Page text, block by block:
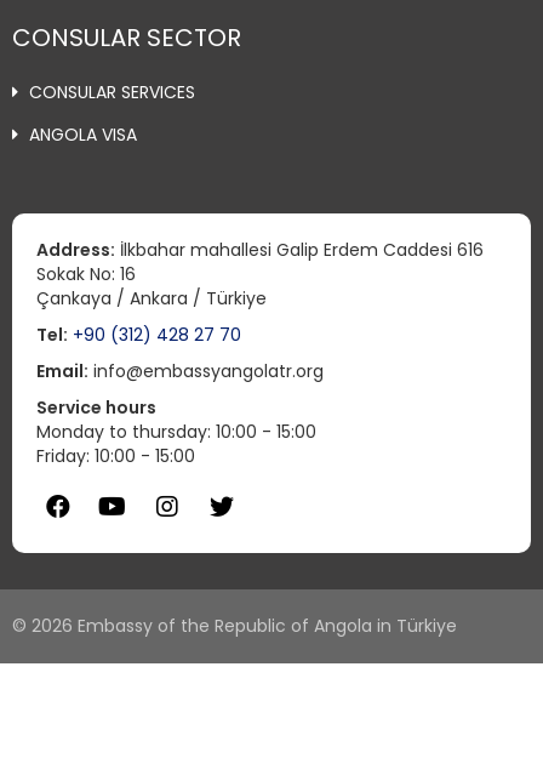
CONSULAR SECTOR
CONSULAR SERVICES
ANGOLA VISA
Address: İlkbahar mahallesi Galip Erdem Caddesi 616
Sokak No: 16
Çankaya / Ankara / Türkiye
Tel: +90 (312) 428 27 70
Email: info@embassyangolatr.org
Service hours
Monday to thursday: 10:00 - 15:00
Friday: 10:00 - 15:00
© 2026 Embassy of the Republic of Angola in Türkiye